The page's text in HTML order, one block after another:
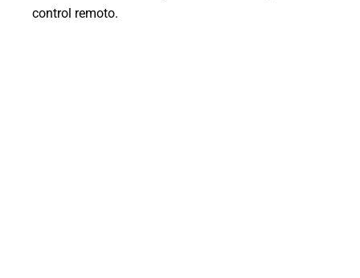
control remoto.